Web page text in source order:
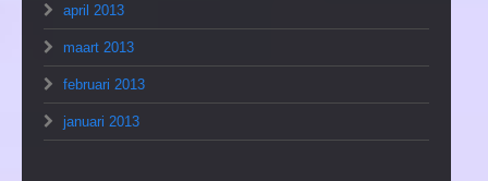
april 2013
maart 2013
februari 2013
januari 2013